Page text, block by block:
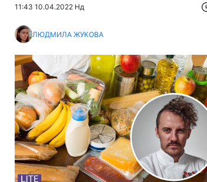
11:43 10.04.2022 Нд
ЛЮДМИЛА ЖУКОВА